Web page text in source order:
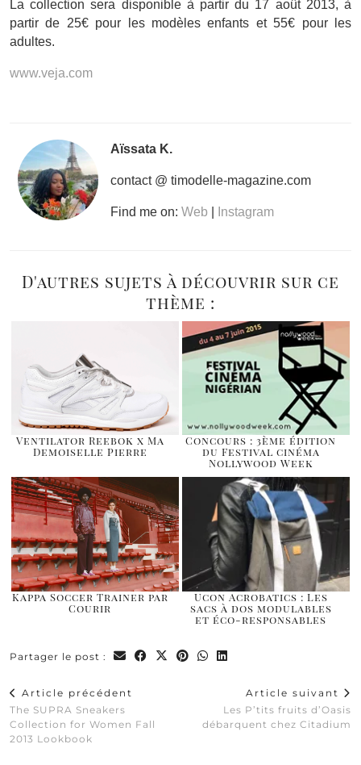
La collection sera disponible à partir du 17 août 2013, à
partir de 25€ pour les modèles enfants et 55€ pour les
adultes.
www.veja.com
Aïssata K.
contact @ timodelle-magazine.com
Find me on: Web Instagram
D'autres sujets à découvrir sur ce
thème :
Ventilator Reebok x Ma
Demoiselle Pierre
Concours : 3ème édition
du Festival cinéma
Nollywood Week
Kappa Soccer Trainer par
Courir
Ucon Acrobatics : Les
sacs à dos modulables
et éco-responsables
Partager le post :
Article précédent
The SUPRA Sneakers
Collection for Women Fall
2013 Lookbook
Article suivant
Les P’tits fruits d’Oasis
débarquent chez Citadium